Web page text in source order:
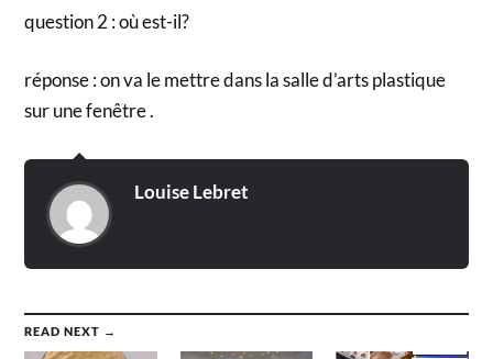
question 2 : où est-il?
réponse : on va le mettre dans la salle d’arts plastique
sur une fenêtre .
Louise Lebret
READ NEXT →